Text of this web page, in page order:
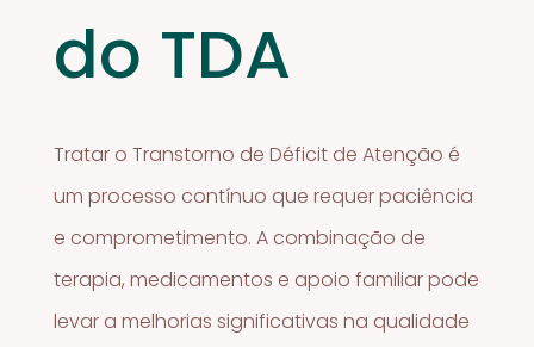
do TDA
Tratar o Transtorno de Déficit de Atenção é
um processo contínuo que requer paciência
e comprometimento. A combinação de
terapia, medicamentos e apoio familiar pode
levar a melhorias significativas na qualidade